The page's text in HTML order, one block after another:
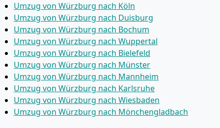
Umzug von Würzburg nach Köln
Umzug von Würzburg nach Duisburg
Umzug von Würzburg nach Bochum
Umzug von Würzburg nach Wuppertal
Umzug von Würzburg nach Bielefeld
Umzug von Würzburg nach Münster
Umzug von Würzburg nach Mannheim
Umzug von Würzburg nach Karlsruhe
Umzug von Würzburg nach Wiesbaden
Umzug von Würzburg nach Mönchen­gladbach